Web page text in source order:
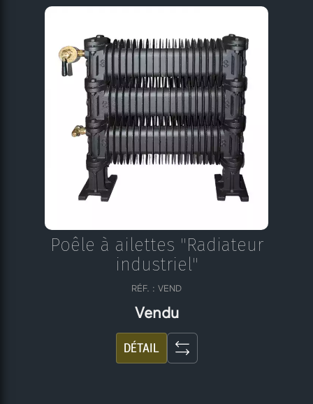
Poêle à ailettes "Radiateur
industriel"
RÉF. : VEND
Vendu
DÉTAIL